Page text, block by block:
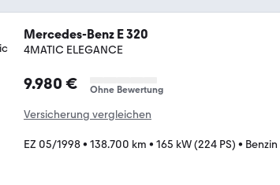
Mercedes-Benz E 320
4MATIC ELEGANCE
9.980 € Ohne Bewertung
Versicherung vergleichen
EZ 05/1998• 138.700 km • 165 kW (224 PS) • Benzin